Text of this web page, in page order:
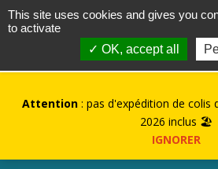
contact@kurioz.org
Attention : pas d'expédition de colis
2026 inclus 🏖️
IGNORER
This site uses cookies and gives you
to activate
✓ OK, accept all